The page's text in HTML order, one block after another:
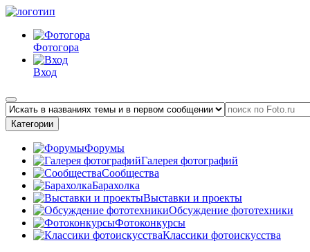
Фотогора
Вход
Категории
Форумы
Галерея фотографий
Сообщества
Барахолка
Выставки и проекты
Обсуждение фототехники
Фотоконкурсы
Классики фотоискусства